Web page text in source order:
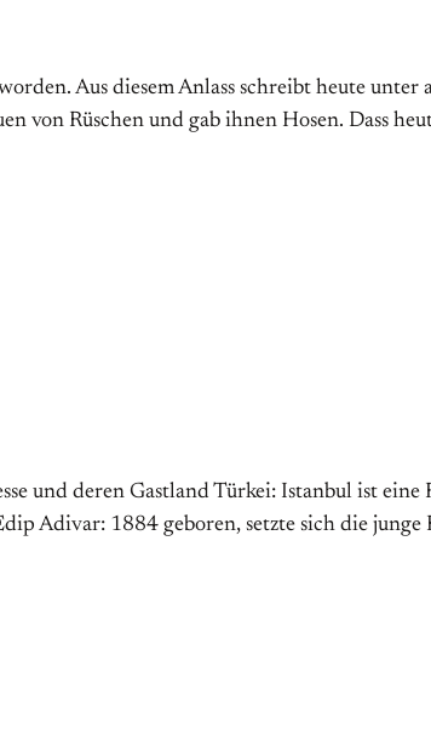
Aus diesem Anlass schreibt heute
von Rüschen und gab ihnen Hosen. Dass
und deren Gastland Türkei: Istanbul ist
Adivar: 1884 geboren, setzte sich die junge